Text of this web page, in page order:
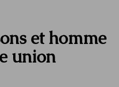
et homme
union